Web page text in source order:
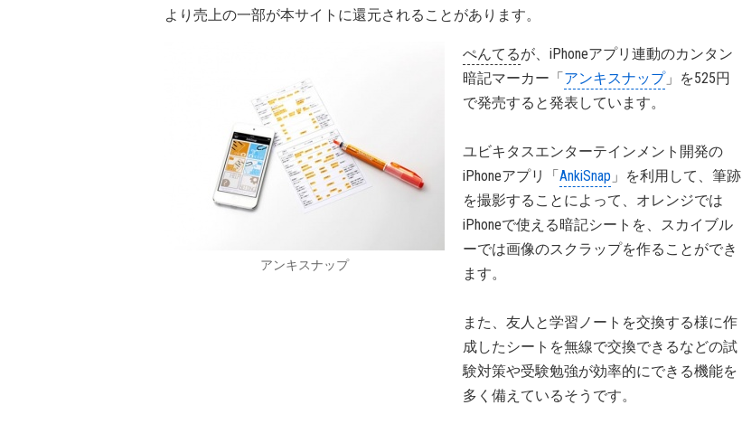
より売上の一部が本サイトに還元されることがあります。
アンキスナップ
ぺんてるが、iPhoneアプリ連動のカンタン
暗記マーカー「アンキスナップ」を525円
で発売すると発表しています。
ユビキタスエンターテインメント開発の
iPhoneアプリ「AnkiSnap 」を利用して、筆跡
を撮影することによって、オレンジでは
iPhoneで使える暗記シートを、スカイブル
ーでは画像のスクラップを作ることができ
ます。
また、友人と学習ノートを交換する様に作
成したシートを無線で交換できるなどの試
験対策や受験勉強が効率的にできる機能を
多く備えているそうです。